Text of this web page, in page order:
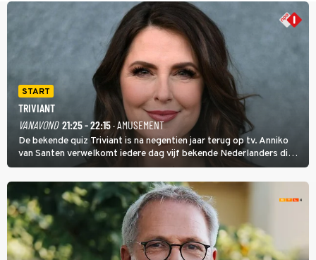
START
TRIVIANT
VANAVOND 21:25 - 22:15· AMUSEMENT
De bekende quiz Triviant is na negentien jaar terug op tv. Anniko
van Santen verwelkomt iedere dag vijf bekende Nederlanders die
vragen beantwoorden in verschillende categorieën. De beste
speler gaat direct door naar de finaleweek.